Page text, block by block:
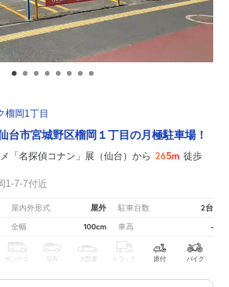
岡1丁目
台市宮城野区榴岡１丁目の月極駐車場！
「名探偵コナン」展（仙台）から 265m 徒歩
1-7-7付近
屋内外形式 屋外 駐車台数 2台
全幅 100cm 車高 -
ボックス SUV 大型車 トラック 原付 バイク